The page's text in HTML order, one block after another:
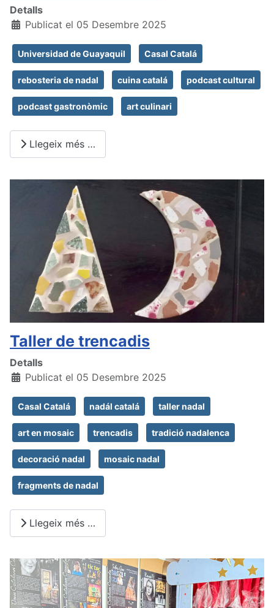
Detalls
Publicat el 05 Desembre 2025
Universidad de Guayaquil Casal Catalá
rebosteria de nadal cuina catalá podcast cultural
podcast gastronòmic art culinari
Llegeix més …
Taller de trencadis
Detalls
Publicat el 05 Desembre 2025
Casal Catalá nadál catalá taller nadal
art en mosaic trencadis tradició nadalenca
decoració nadal mosaic nadal
fragments de nadal
Llegeix més …